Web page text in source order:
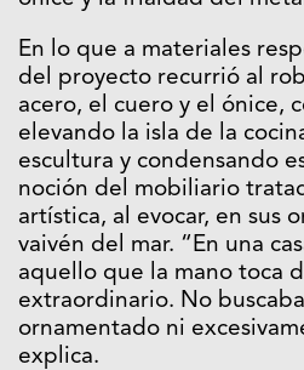
En lo que a materiales
del proyecto recurrió al
acero, el cuero y el ónice,
elevando la isla de la
escultura y condensando
noción del mobiliario
artística, al evocar, en sus
vaivén del mar. “En una
aquello que la mano toca
extraordinario. No
ornamentado ni
explica.